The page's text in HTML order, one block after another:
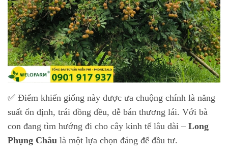
✅ Điểm khiến giống này được ưa chuộng chính là năng
suất ổn định, trái đồng đều, dễ bán thương lái. Với bà
con đang tìm hướng đi cho cây kinh tế lâu dài – Long
Phụng Châu là một lựa chọn đáng để đầu tư.